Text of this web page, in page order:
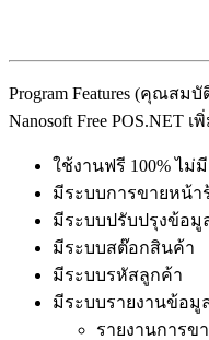
Program Features (คุณส
Nanosoft Free POS.NET เ
ใช้งานฟรี 100% ไม่
มีระบบการขายหน้า
มีระบบปรับปรุงข้อมู
มีระบบสต๊อกสินค้า
มีระบบรหัสลูกค้า
มีระบบรายงานข้อมู
รายงานการข